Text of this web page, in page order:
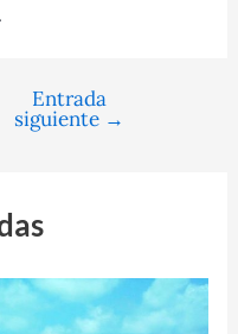
Entrada
siguiente →